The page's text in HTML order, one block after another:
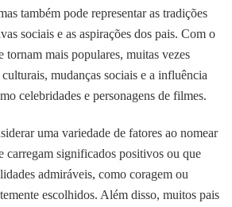
também pode representar as tradições
sociais e as aspirações dos pais. Com o
tornam mais populares, muitas vezes
mudanças sociais e a influência
celebridades e personagens de filmes.
uma variedade de fatores ao nomear
carregam significados positivos ou que
admiráveis, como coragem ou
escolhidos. Além disso, muitos pais